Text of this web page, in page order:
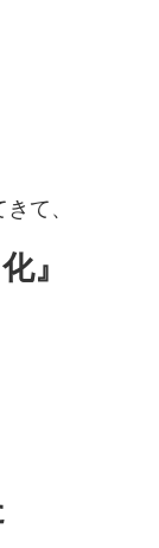
て、
』